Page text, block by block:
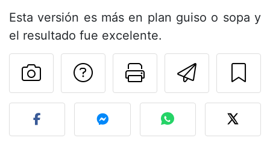
Esta versión es más en plan guiso o sopa y
el resultado fue excelente.
Imprimir
Preguntar al autor
Publicar la foto de esta